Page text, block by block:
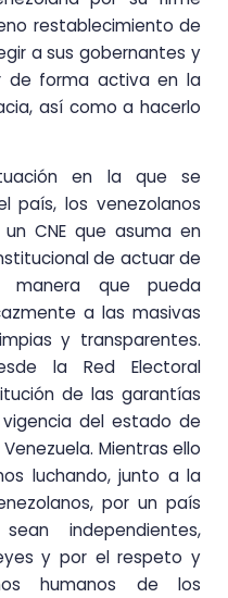
restablecimiento de
a sus gobernantes y
de forma activa en la
así como a hacerlo
en la que se
país, los venezolanos
CNE que asuma en
de actuar de
manera que pueda
a las masivas
y transparentes.
la Red Electoral
de las garantías
del estado de
Mientras ello
luchando, junto a la
por un país
independientes,
y por el respeto y
humanos de los